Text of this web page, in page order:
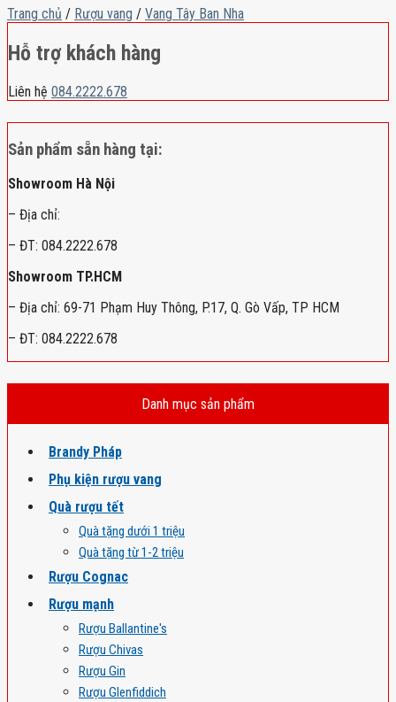
Trang chủ / Rượu vang / Vang Tây Ban Nha
Hỗ trợ khách hàng
Liên hệ 084.2222.678
Sản phẩm sẵn hàng tại:
Showroom Hà Nội
– Địa chỉ:
– ĐT: 084.2222.678
Showroom TP.HCM
– Địa chỉ: 69-71 Phạm Huy Thông, P.17, Q. Gò Vấp, TP HCM
– ĐT: 084.2222.678
Danh mục sản phẩm
Brandy Pháp
Phụ kiện rượu vang
Quà rượu tết
Quà tặng dưới 1 triệu
Quà tặng từ 1-2 triệu
Rượu Cognac
Rượu mạnh
Rượu Ballantine's
Rượu Chivas
Rượu Gin
Rượu Glenfiddich